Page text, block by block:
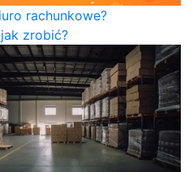
rachunkowe?
zrobić?